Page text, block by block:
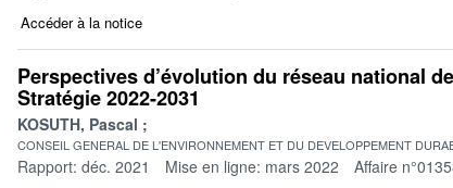
Accéder à la notice
Perspectives d’évolution du réseau national
Stratégie 2022-2031
KOSUTH, Pascal
CONSEIL GENERAL DE L'ENVIRONNEMENT ET DU DEVELOPPEMENT
Rapport: déc. 2021 Mise en ligne: mars 2022 Affaire